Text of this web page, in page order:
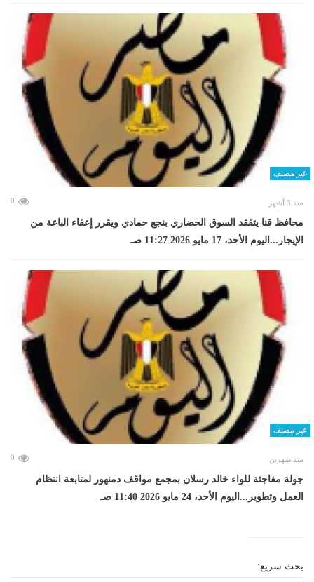
غير مصنف
منذ 3 أشهر 0
محافظ قنا يتفقد السوق الحضاري بنجع حمادي ويقرر إعفاء الباعة من
الإيجار...اليوم الأحد، 17 مايو 2026 11:27 صـ
غير مصنف
منذ شهرين 0
جولة مفاجئة للواء خالد رسلان بمجمع مواقف دمنهور لمتابعة انتظام
العمل وتطوير...اليوم الأحد، 24 مايو 2026 11:40 صـ
بحث سريع: